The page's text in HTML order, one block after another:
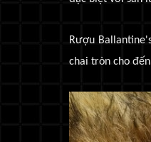
Rượu
chai tròn cho